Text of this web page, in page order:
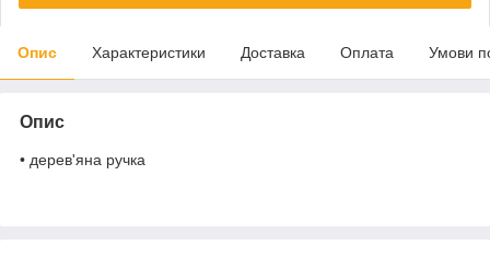
Опис Характеристики Доставка Оплата Умови
Опис
• дерев'яна ручка